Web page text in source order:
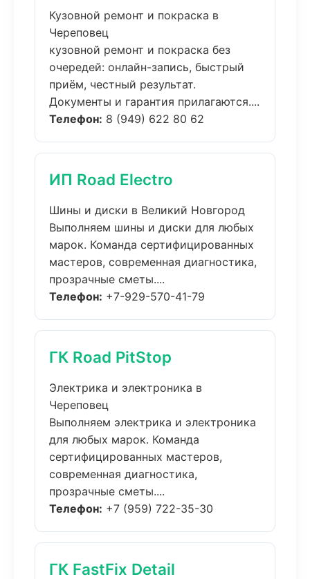
Кузовной ремонт и покраска в
Череповец
кузовной ремонт и покраска без
очередей: онлайн-запись, быстрый
приём, честный результат.
Документы и гарантия прилагаются....
Телефон: 8 (949) 622 80 62
ИП Road Electro
Шины и диски в Великий Новгород
Выполняем шины и диски для любых
марок. Команда сертифицированных
мастеров, современная диагностика,
прозрачные сметы....
Телефон: +7-929-570-41-79
ГК Road PitStop
Электрика и электроника в
Череповец
Выполняем электрика и электроника
для любых марок. Команда
сертифицированных мастеров,
современная диагностика,
прозрачные сметы....
Телефон: +7 (959) 722-35-30
ГК FastFix Detail